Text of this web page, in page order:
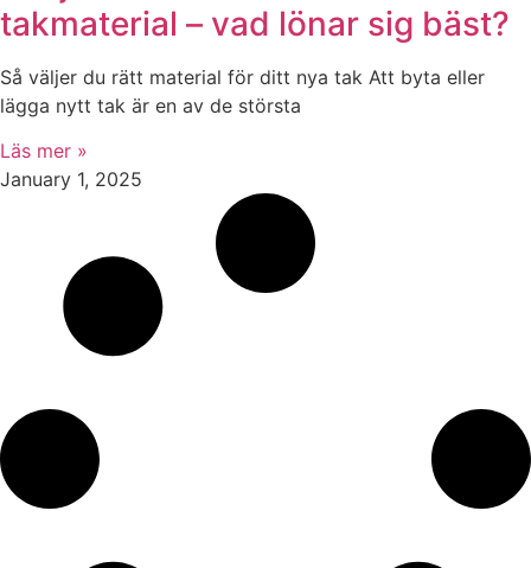
takmaterial – vad lönar sig bäst?
Så väljer du rätt material för ditt nya tak Att byta eller
lägga nytt tak är en av de största
Läs mer »
January 1, 2025